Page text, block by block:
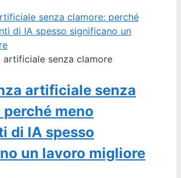
senza clamore: perché
di IA spesso significano un
artificiale senza
meno
di IA spesso
un lavoro migliore